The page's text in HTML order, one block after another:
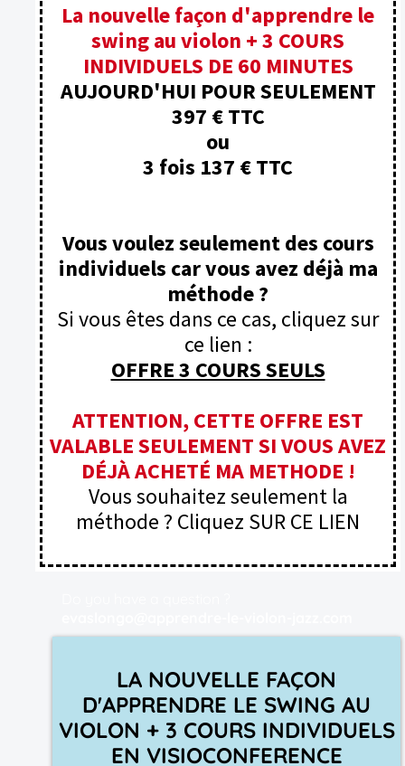
La nouvelle façon d'apprendre le
swing au violon + 3 COURS
INDIVIDUELS DE 60 MINUTES
AUJOURD'HUI POUR SEULEMENT
397 € TTC
ou
3 fois 137 € TTC
Vous voulez seulement des cours
individuels car vous avez déjà ma
méthode ?
Si vous êtes dans ce cas, cliquez sur
ce lien :
OFFRE 3 COURS SEULS
ATTENTION, CETTE OFFRE EST
VALABLE SEULEMENT SI VOUS AVEZ
DÉJÀ ACHETÉ MA METHODE !
Vous souhaitez seulement la
méthode ? Cliquez SUR CE LIEN
LA NOUVELLE FAÇON
D'APPRENDRE LE SWING AU
VIOLON + 3 COURS INDIVIDUELS
EN VISIOCONFERENCE